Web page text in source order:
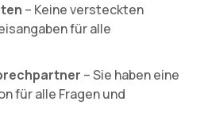
– Keine versteckten
für alle
– Sie haben eine
für alle Fragen und